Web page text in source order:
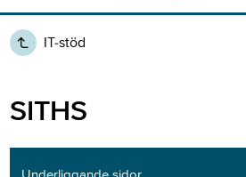
IT-stöd
SITHS